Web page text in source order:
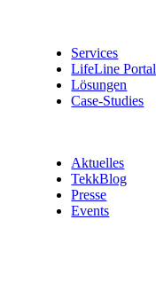
Services
LifeLine Portal
Lösungen
Case-Studies
Aktuelles
TekkBlog
Presse
Events